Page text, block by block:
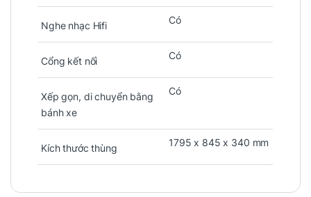
Nghe nhạc Hifi Có
Cổng kết nối Có
Xếp gọn, di chuyển bằng
bánh xe
Có
Kích thước thùng 1795 x 845 x 340 mm